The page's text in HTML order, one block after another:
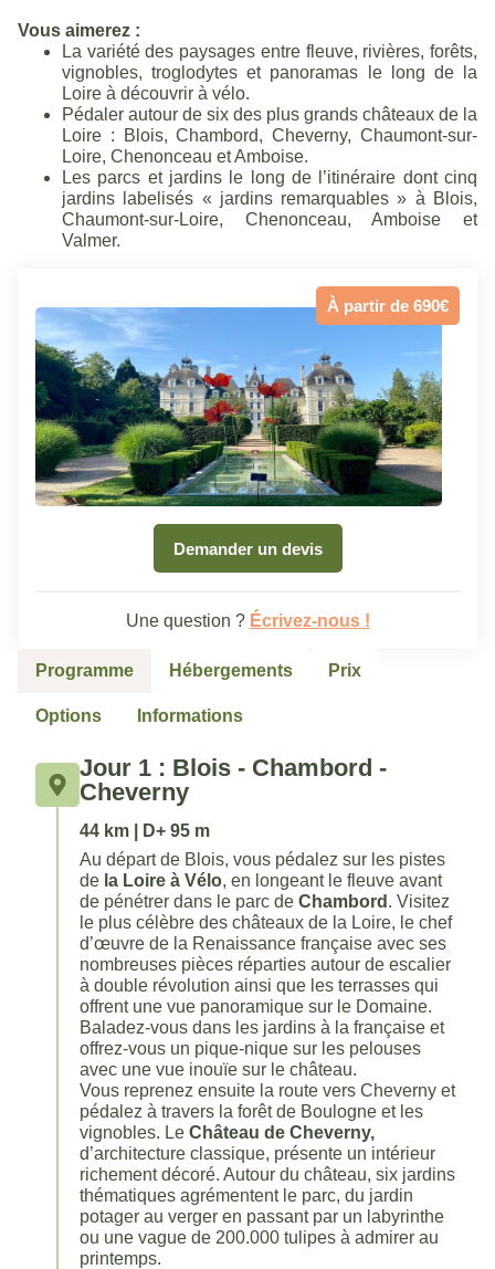
Vous aimerez :
La variété des paysages entre fleuve, rivières, forêts,
vignobles, troglodytes et panoramas le long de la
Loire à découvrir à vélo.
Pédaler autour de six des plus grands châteaux de la
Loire : Blois, Chambord, Cheverny, Chaumont-sur-
Loire, Chenonceau et Amboise.
Les parcs et jardins le long de l’itinéraire dont cinq
jardins labelisés « jardins remarquables » à Blois,
Chaumont-sur-Loire, Chenonceau, Amboise et
Valmer.
À partir de 690€
Demander un devis
Une question ? Écrivez-nous !
Programme Hébergements Prix
Options Informations
Jour 1 : Blois - Chambord -
Cheverny
44 km | D+ 95 m
Au départ de Blois, vous pédalez sur les pistes
de la Loire à Vélo, en longeant le fleuve avant
de pénétrer dans le parc de Chambord . Visitez
le plus célèbre des châteaux de la Loire, le chef
d’œuvre de la Renaissance française avec ses
nombreuses pièces réparties autour de escalier
à double révolution ainsi que les terrasses qui
offrent une vue panoramique sur le Domaine.
Baladez-vous dans les jardins à la française et
offrez-vous un pique-nique sur les pelouses
avec une vue inouïe sur le château.
Vous reprenez ensuite la route vers Cheverny et
pédalez à travers la forêt de Boulogne et les
vignobles. Le Château de Cheverny,
d’architecture classique, présente un intérieur
richement décoré. Autour du château, six jardins
thématiques agrémentent le parc, du jardin
potager au verger en passant par un labyrinthe
ou une vague de 200.000 tulipes à admirer au
printemps.